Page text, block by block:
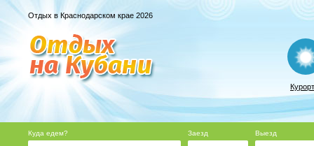
Отдых в Краснодарском крае 2026
Куда едем? Заезд Выезд